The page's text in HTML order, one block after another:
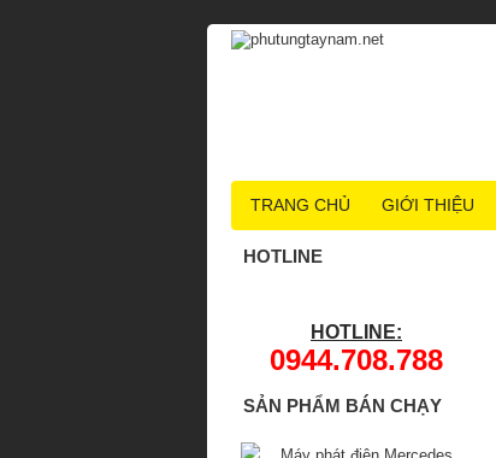
HOTLINE
HOTLINE:
0944.708.788
SẢN PHẨM BÁN CHẠY
TRANG CHỦ GIỚI THIỆU